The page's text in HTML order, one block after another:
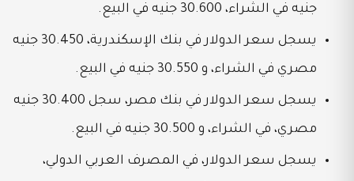
جنيه في الشراء، 30.600 جنيه في البيع.
يسجل سعر الدولار في بنك الإسكندرية، 30.450 جنيه
مصري في الشراء، و 30.550 جنيه في البيع.
يسجل سعر الدولار في بنك مصر، سجل 30.400 جنيه
مصري، في الشراء، و 30.500 جنيه في البيع.
يسجل سعر الدولار، في المصرف العربي الدولي،